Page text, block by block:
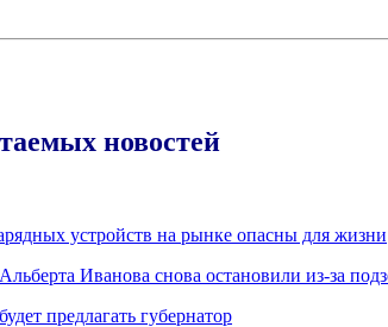
новостей
устройств на рынке опасны для жизни
Иванова снова остановили из-за
предлагать губернатор